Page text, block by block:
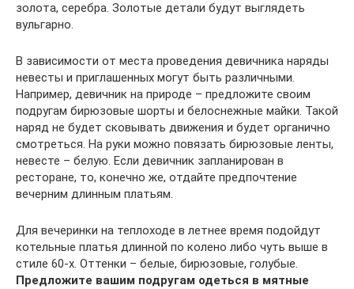
золота, серебра. Золотые детали будут выглядеть
вульгарно.
В зависимости от места проведения девичника наряды
невесты и приглашенных могут быть различными.
Например, девичник на природе – предложите своим
подругам бирюзовые шорты и белоснежные майки. Такой
наряд не будет сковывать движения и будет органично
смотреться. На руки можно повязать бирюзовые ленты,
невесте – белую. Если девичник запланирован в
ресторане, то, конечно же, отдайте предпочтение
вечерним длинным платьям.
Для вечеринки на теплоходе в летнее время подойдут
котельные платья длинной по колено либо чуть выше в
стиле 60-х. Оттенки – белые, бирюзовые, голубые.
Предложите вашим подругам одеться в мятные